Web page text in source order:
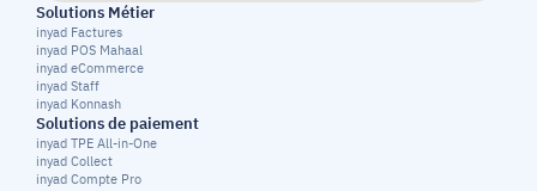
Solutions Métier
inyad Factures
inyad POS Mahaal
inyad eCommerce
inyad Staff
inyad Konnash
Solutions de paiement
inyad TPE All-in-One
inyad Collect
inyad Compte Pro